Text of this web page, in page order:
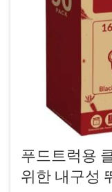
푸드트럭용
위한 내구성